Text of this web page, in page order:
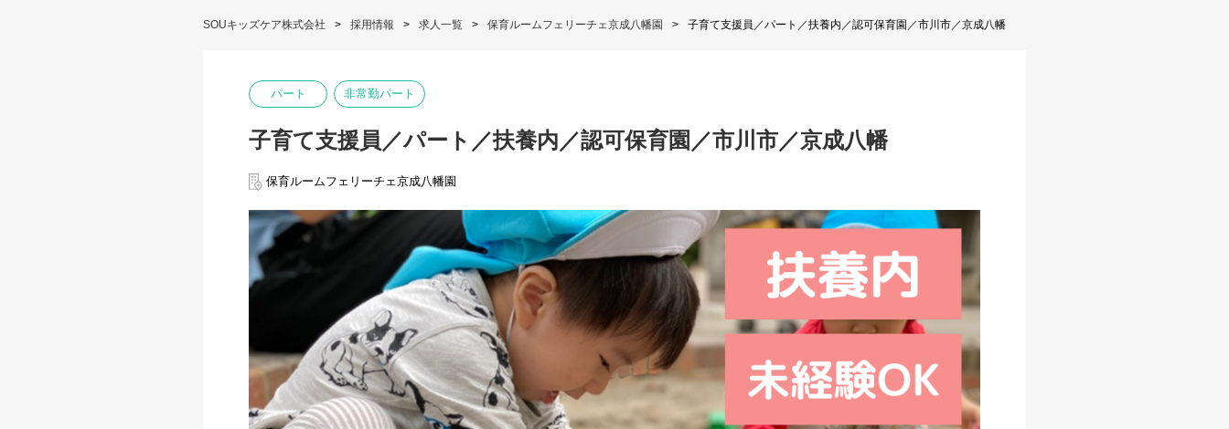
SOUキッズケア株式会社 採用情報 求人一覧 保育ルームフェリーチェ京成八幡園 子育て支援員／パート／扶養内／認可保育園／市川市／京成八幡
パート 非常勤パート
子育て支援員／パート／扶養内／認可保育園／市川市／京成八幡
保育ルームフェリーチェ京成八幡園